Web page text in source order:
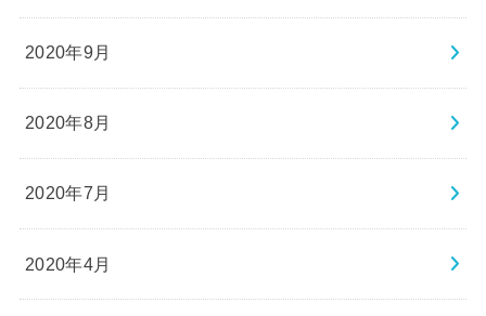
2020年9月
2020年8月
2020年7月
2020年4月